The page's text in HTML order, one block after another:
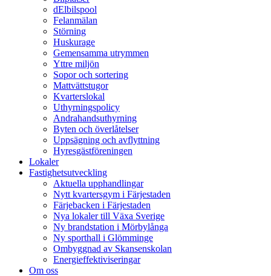
dElbilspool
Felanmälan
Störning
Huskurage
Gemensamma utrymmen
Yttre miljön
Sopor och sortering
Mattvättstugor
Kvarterslokal
Uthyrningspolicy
Andrahandsuthyrning
Byten och överlåtelser
Uppsägning och avflyttning
Hyresgästföreningen
Lokaler
Fastighetsutveckling
Aktuella upphandlingar
Nytt kvartersgym i Färjestaden
Färjebacken i Färjestaden
Nya lokaler till Växa Sverige
Ny brandstation i Mörbylånga
Ny sporthall i Glömminge
Ombyggnad av Skansenskolan
Energieffektiviseringar
Om oss